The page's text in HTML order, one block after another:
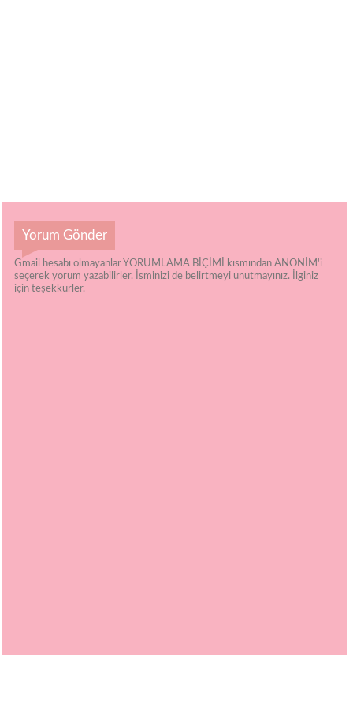
Yorum Gönder
Gmail hesabı olmayanlar YORUMLAMA BİÇİMİ kısmından ANONİM'i
seçerek yorum yazabilirler. İsminizi de belirtmeyi unutmayınız. İlginiz
için teşekkürler.